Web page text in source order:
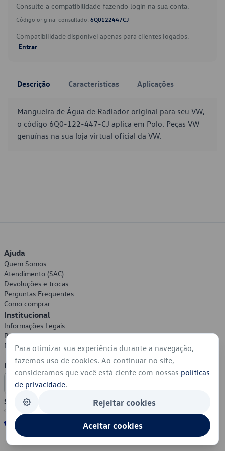
Consulte a compatibilidade fazendo login na sua conta.
Código original consultado: 6Q0122447CJ
Compatibilidade disponível apenas para clientes logados.
Entrar
Descrição Características Aplicações
Mangueira de Água de Radiador original para seu VW,
o código 6Q0-122-447-CJ aplica em Polo. Peças VW
genuínas na sua loja virtual oficial da VW.
Ajuda
Quem Somos
Atendimento (SAC)
Devoluções e trocas
Perguntas Frequentes
Como comprar
Institucional
Informações Legais
Política de Privacidade
Política de Cookies
Formas de Pagamento
Segurança
Para otimizar sua experiência durante a navegação,
fazemos uso de cookies. Ao continuar no site,
consideramos que você está ciente com nossas políticas
de privacidade.
Rejeitar cookies
Aceitar cookies